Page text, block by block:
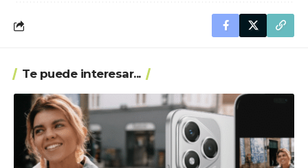
Te puede interesar...